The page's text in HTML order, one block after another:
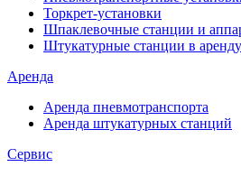
Торкрет-установки
Шпаклевочные станции и
Штукатурные станции в аренду
Аренда
Аренда пневмотранспорта
Аренда штукатурных станций
Сервис